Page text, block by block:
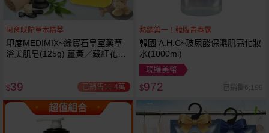
阿育吠陀草本精萃
印度MEDIMIX~綠寶石皇室藥草
浴美肌皂(125g) 薑黃／藏紅花／
$39 已銷售11.4萬
熱銷第一！韓版青春露
韓國 A.H.C~玻尿酸保濕肌亮化妝
水(1000ml)
現賺美幣
$972 已銷售6,199
超值組合